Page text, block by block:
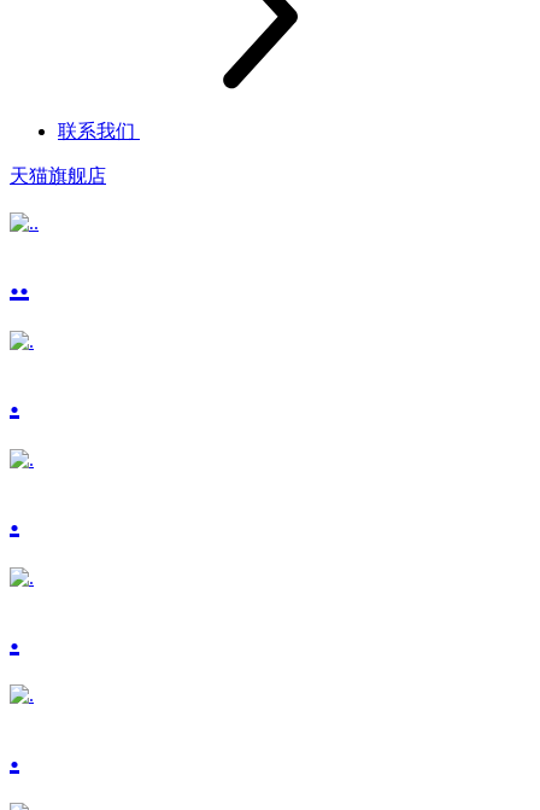
联系我们
天猫旗舰店
..
.
.
.
.